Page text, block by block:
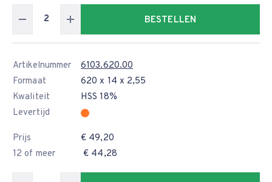
BESTELLEN
Artikelnummer
6103.620.00
Formaat
620 x 14 x 2,55
Kwaliteit
HSS 18%
Levertijd
Prijs
€ 49,20
12 of meer
€ 44,28